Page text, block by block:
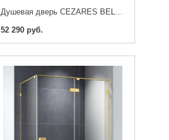
Душевая дверь CEZARES BELLAGIO-B-12-100-C-BORO
52 290 руб.